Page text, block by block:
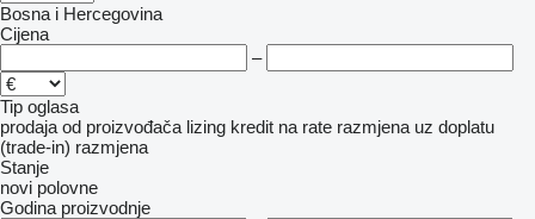
Bosna i Hercegovina
Cijena
–
Tip oglasa
prodaja od proizvođača lizing kredit na rate razmjena uz doplatu
(trade-in) razmjena
Stanje
novi polovne
Godina proizvodnje